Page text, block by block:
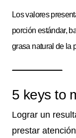
Los valores
porción estándar,
grasa natural de la
5 keys to
Lograr un
prestar